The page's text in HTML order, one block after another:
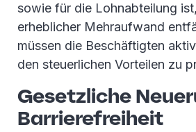
sowie für die Lohnabteilung
erheblicher Mehraufwand
müssen die Beschäftigten
den steuerlichen Vorteilen zu
Gesetzliche
Barrierefreiheit